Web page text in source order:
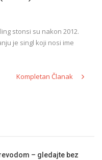
stonsi su nakon 2012.
je singl koji nosi ime
Kompletan Članak
– gledajte bez